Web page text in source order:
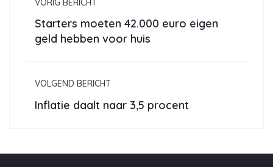
VORIG BERICHT
Starters moeten 42.000 euro eigen
geld hebben voor huis
VOLGEND BERICHT
Inflatie daalt naar 3,5 procent